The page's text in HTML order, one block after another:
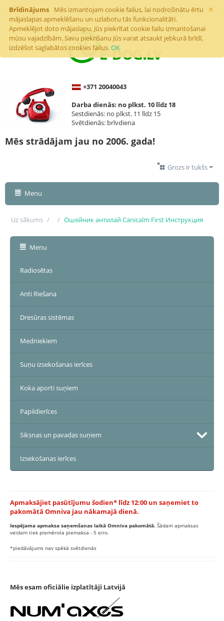
×
Brīdinājums
Mēs izmantojam cookie failus, lai nodrošinātu ērtu
mājaslapas apmeklēšanu un uzlabotu tās funkcionalitāti.
Apmeklējot doto mājaslapu, Jūs piekrītat cookie failu izmantošanai
mūsu vajadzībām. Savu piekrišanu Jūs varat atsaukt jebkurā brīdī,
izdzēšot saglabātos cookies failus.OK
+371 20040043
Darba dienās: no plkst. 10 līdz 18
Sestdienās: no plkst. 11 līdz 15
Svētdienās: brīvdiena
Mēs strādājam jau no 2006. gada!
Grozs ir tukšs
Menu
Uz sākums / / Ошейник антилай Canicalm First Инструкция
Menu
Radiosētas
Anti Riešana
Dresūras sistēmas
Medniekiem
Suņu izsekošanas ierīces
Koka aporti suņiem
Papildierīces
Siksnas un pavadas suņiem
Izsekošanas ierīces
Apmaksājiet pasūtījumu šodien* līdz 12:00 un saņemiet to
pakomātā Omniva jau nākamajā dienā.
Iespējama apmaksa saņemšanas laikā Omniva pakomātā. Šādam apmaksas
veidam tiek piemērota piemaksa - 5 eiro.
*piedāvājums nav spēkā svētdienās
Mēs esam oficiālie izplatītāji Latvijā